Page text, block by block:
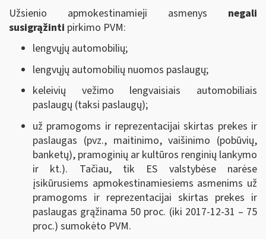
Užsienio apmokestinamieji asmenys negali
susigrąžinti pirkimo PVM:
lengvųjų automobilių;
lengvųjų automobilių nuomos paslaugų;
keleivių vežimo lengvaisiais automobiliais
paslaugų (taksi paslaugų);
už pramogoms ir reprezentacijai skirtas prekes ir
paslaugas (pvz., maitinimo, vaišinimo (pobūvių,
banketų), pramoginių ar kultūros renginių lankymo
ir kt.). Tačiau, tik ES valstybėse narėse
įsikūrusiems apmokestinamiesiems asmenims už
pramogoms ir reprezentacijai skirtas prekes ir
paslaugas grąžinama 50 proc. (iki 2017-12-31 – 75
proc.) sumokėto PVM.